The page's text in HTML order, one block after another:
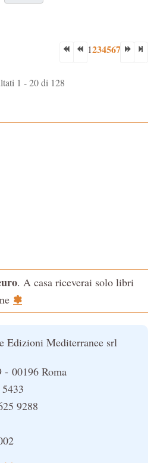
1234567
1 - 20 di 128
. A casa riceverai solo libri
✽
Edizioni Mediterranee srl
00196 Roma
9288